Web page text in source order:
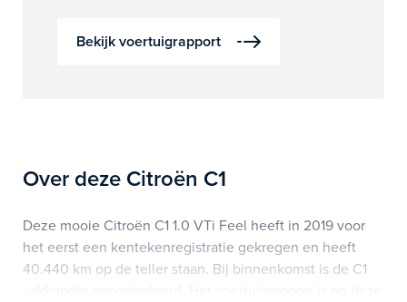
Bekijk voertuigrapport
Over deze Citroën C1
Deze mooie Citroën C1 1.0 VTi Feel heeft in 2019 voor
het eerst een kentekenregistratie gekregen en heeft
40.440 km op de teller staan. Bij binnenkomst is de C1